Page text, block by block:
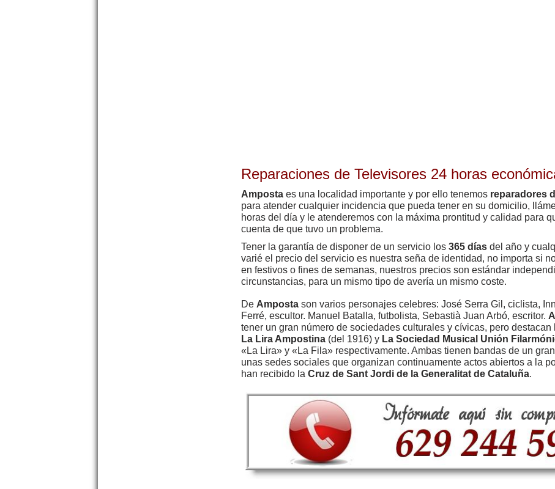
Reparaciones de Televisores 24 horas
Amposta es una localidad importante y por ello tenemos reparadores
para atender cualquier incidencia que pueda tener en su domicilio,
horas del día y le atenderemos con la máxima prontitud y calidad para
cuenta de que tuvo un problema.
Tener la garantía de disponer de un servicio los 365 días del año y
varié el precio del servicio es nuestra seña de identidad, no importa si
en festivos o fines de semanas, nuestros precios son estándar
circunstancias, para un mismo tipo de avería un mismo coste.
De Amposta son varios personajes celebres: José Serra Gil, ciclista,
Ferré, escultor. Manuel Batalla, futbolista, Sebastià Juan Arbó, escritor.
tener un gran número de sociedades culturales y cívicas, pero
La Lira Ampostina (del 1916) y La Sociedad Musical Unión
«La Lira» y «La Fila» respectivamente. Ambas tienen bandas de un
unas sedes sociales que organizan continuamente actos abiertos a la
han recibido la Cruz de Sant Jordi de la Generalitat de Cataluña.